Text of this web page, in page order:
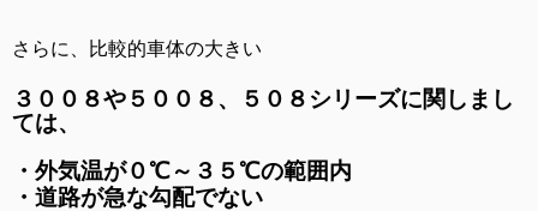
さらに、比較的車体の大きい
３００８や５００８、５０８シリーズに関しまし
ては、
・外気温が０℃～３５℃の範囲内
・道路が急な勾配でない